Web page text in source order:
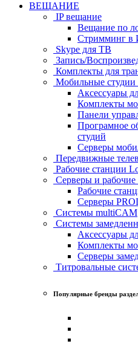
ВЕЩАНИЕ
IP вещание
Вещание по
Стримминг в
Skype для ТВ
Запись/
Комплекты для
Мобильные студии
Аксессуары
Комплекты
Панели
Програмное
студий
Серверы
Передвижные
Рабочие станции
Серверы и рабочие
Рабочие
Серверы
Системы multiCAM
Системы
Аксессуары
Комплекты
Серверы
Титровальные
Популярные бренды